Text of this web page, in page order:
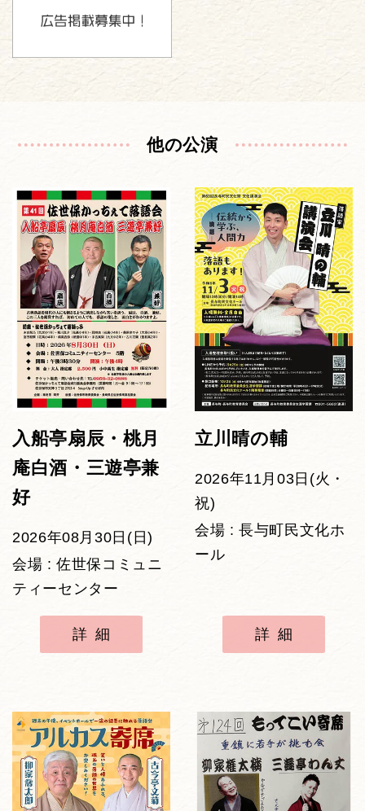
他の公演
入船亭扇辰・桃月
庵白酒・三遊亭兼
好
2026年08月30日(日)
会場 : 佐世保コミュニ
ティーセンター
詳細
立川晴の輔
2026年11月03日(火・
祝)
会場 : 長与町民文化ホ
ール
詳細